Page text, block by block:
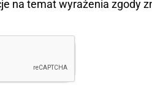
na temat wyrażenia zgody